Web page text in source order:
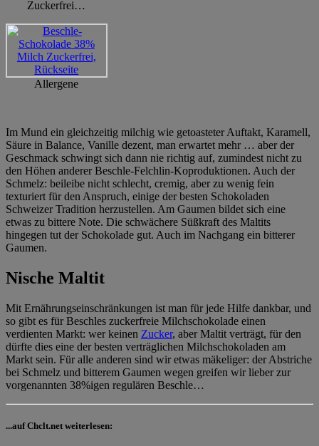
Zuckerfrei…
Allergene
Im Mund ein gleichzeitig milchig wie getoasteter Auftakt, Karamell,
Säure in Balance, Vanille dezent, man erwartet mehr … aber der
Geschmack schwingt sich dann nie richtig auf, zumindest nicht zu
den Höhen anderer Beschle-Felchlin-Koproduktionen. Auch der
Schmelz: beileibe nicht schlecht, cremig, aber zu wenig fein
texturiert für den Anspruch, einige der besten Schokoladen
Schweizer Tradition herzustellen. Am Gaumen bildet sich eine
etwas zu bittere Note. Die schwächere Süßkraft des Maltits
hingegen tut der Schokolade gut. Auch im Nachgang ein bitterer
Gaumen.
Nische Maltit
Mit Ernährungseinschränkungen ist man für jede Hilfe dankbar, und
so gibt es für Beschles zuckerfreie Milchschokolade einen
verdienten Markt: wer keinen Zucker, aber Maltit verträgt, für den
dürfte dies eine der besten verträglichen Milchschokoladen am
Markt sein. Für alle anderen sind wir etwas mäkeliger: der Abstriche
bei Schmelz und bitterem Gaumen wegen greifen wir lieber zur
vorgenannten 38%igen regulären Beschle…
...auf Chclt.net weiterlesen: